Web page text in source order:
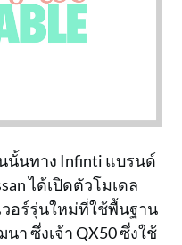
นั้นทาง Infinti แบรนด์
ได้เปิดตัวโมเดล
วอร์รุ่นใหม่ที่ใช้พื้นฐาน
า ซึ่งเจ้า QX50 ซึ่งใช้